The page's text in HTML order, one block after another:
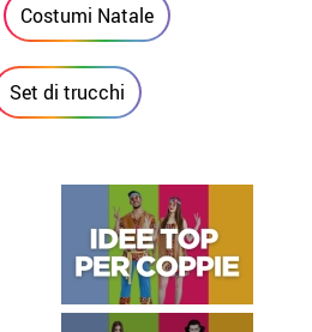
Costumi Natale
Set di trucchi